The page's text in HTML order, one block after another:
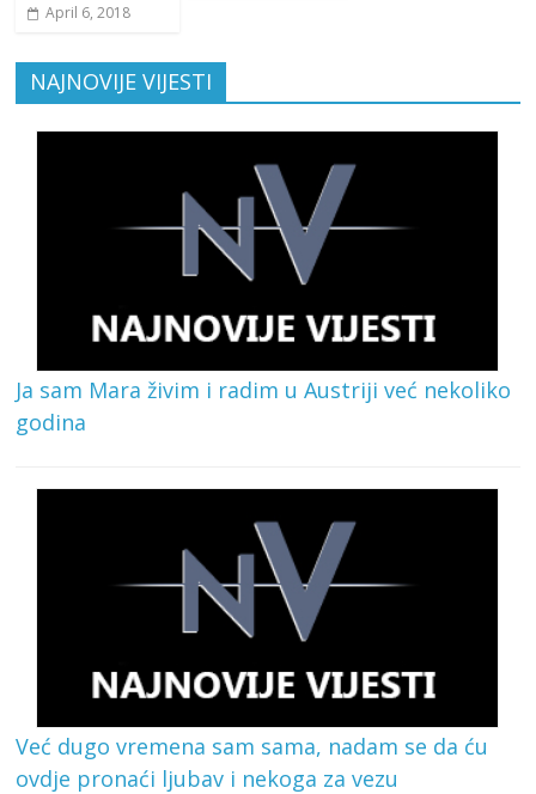
April 6, 2018
NAJNOVIJE VIJESTI
Ja sam Mara živim i radim u Austriji već nekoliko
godina
Već dugo vremena sam sama, nadam se da ću
ovdje pronaći ljubav i nekoga za vezu